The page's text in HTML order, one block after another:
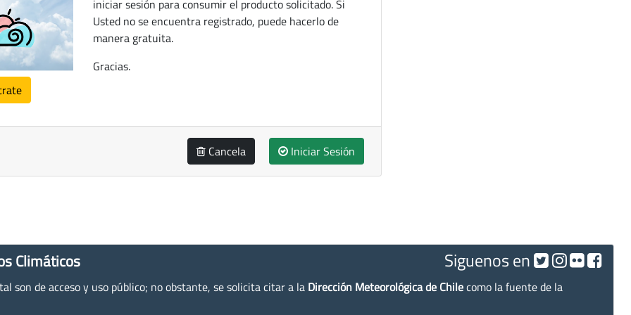
iniciar sesión para consumir el producto solicitado. Si
Usted no se encuentra registrado, puede hacerlo de
manera gratuita.
Gracias.
Cancela Iniciar Sesión
Climáticos Siguenos en
son de acceso y uso público; no obstante, se solicita citar a la Dirección Meteorológica de Chilecomo la fuente de la